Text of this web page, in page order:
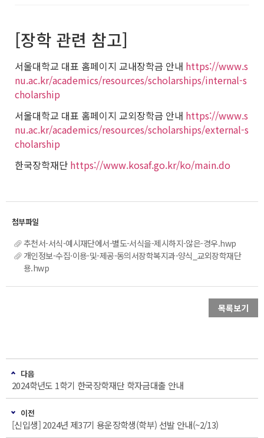
[장학 관련 참고]
서울대학교 대표 홈페이지 교내장학금 안내 https://www.s
nu.ac.kr/academics/resources/scholarships/internal-s
cholarship
서울대학교 대표 홈페이지 교외장학금 안내 https://www.s
nu.ac.kr/academics/resources/scholarships/external-s
cholarship
한국장학재단 https://www.kosaf.go.kr/ko/main.do
추천서-서식-예시재단에서-별도-서식을-제시하지-않은-경우.hwp
개인정보-수집·이용-및-제공-동의서장학복지과-양식_교외장학재단
용.hwp
목록보기
다음
2024학년도 1학기 한국장학재단 학자금대출 안내
이전
[신입생] 2024년 제37기 용운장학생(학부) 선발 안내(~2/13)